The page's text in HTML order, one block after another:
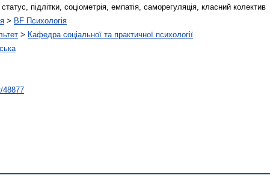
підлітки, соціометрія, емпатія, саморегуляція, класний колектив
> BF Психологія
> Кафедра соціальної та практичної психології
48877